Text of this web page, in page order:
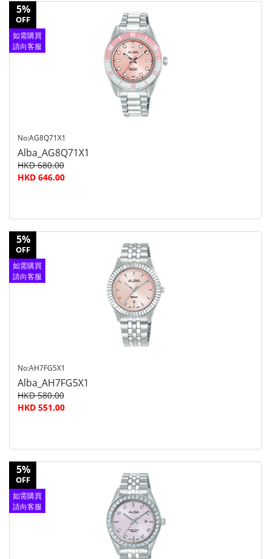
5%
OFF
如需購買
請向客服
No:AG8Q71X1
Alba_AG8Q71X1
HKD 680.00
HKD 646.00
5%
OFF
如需購買
請向客服
No:AH7FG5X1
Alba_AH7FG5X1
HKD 580.00
HKD 551.00
5%
OFF
如需購買
請向客服